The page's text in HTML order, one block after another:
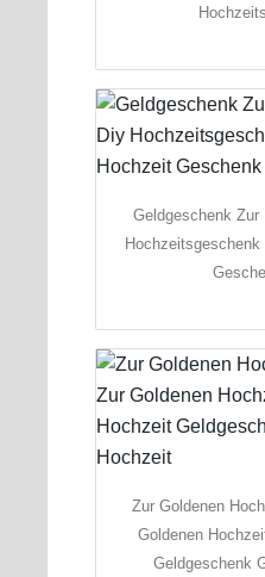
Geldgeschenk
Zur Goldenen
Goldenen
Geldgeschenk